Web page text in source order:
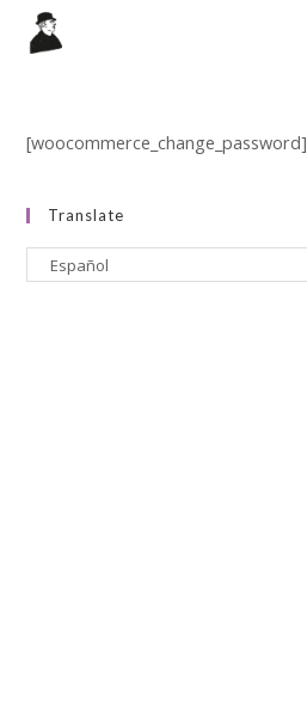
[woocommerce_change_password]
Translate